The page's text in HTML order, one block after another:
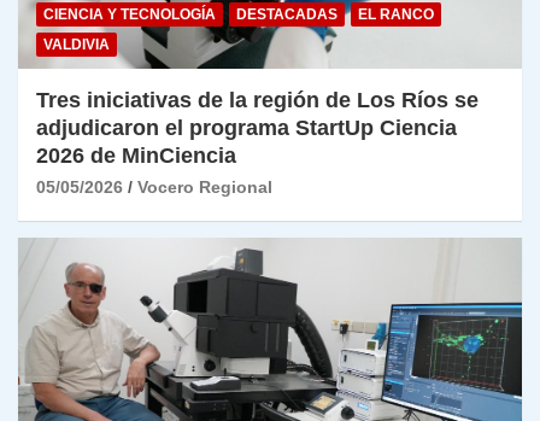
CIENCIA Y TECNOLOGÍA DESTACADAS
EL RANCO
VALDIVIA
Tres iniciativas de la región de Los Ríos se
adjudicaron el programa StartUp Ciencia
2026 de MinCiencia
05/05/2026 Vocero Regional